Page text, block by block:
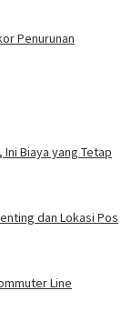
Penurunan
Biaya yang Tetap
dan Lokasi Pos
Line